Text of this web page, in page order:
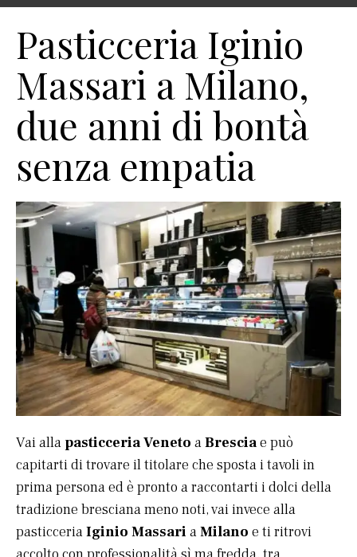
Pasticceria Iginio
Massari a Milano,
due anni di bontà
senza empatia
Vai alla pasticceria Veneto aBresciae può
capitarti di trovare il titolare che sposta i tavoli in
prima persona ed è pronto a raccontarti i dolci della
tradizione bresciana meno noti, vai invece alla
pasticceriaIginio Massari aMilano e ti ritrovi